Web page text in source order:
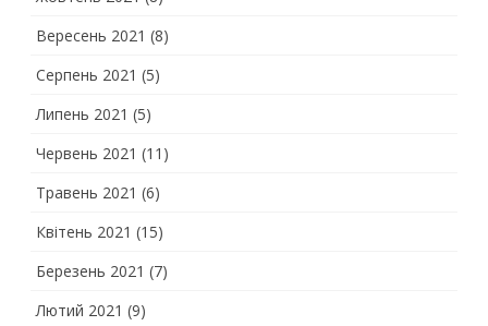
Вересень 2021 (8)
Серпень 2021 (5)
Липень 2021 (5)
Червень 2021 (11)
Травень 2021 (6)
Квітень 2021 (15)
Березень 2021 (7)
Лютий 2021 (9)